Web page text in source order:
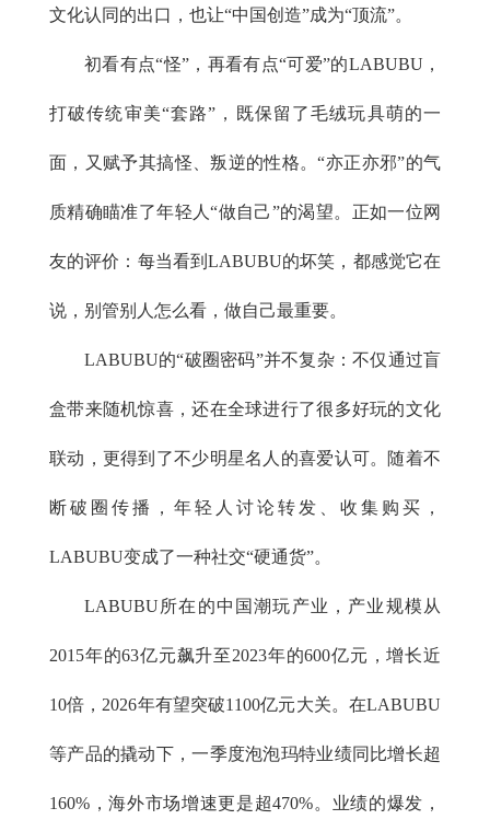
文化认同的出口，也让“中国创造”成为“顶流”。
初看有点“怪”，再看有点“可爱”的LABUBU，
打破传统审美“套路”，既保留了毛绒玩具萌的一
面，又赋予其搞怪、叛逆的性格。“亦正亦邪”的气
质精确瞄准了年轻人“做自己”的渴望。正如一位网
友的评价：每当看到LABUBU的坏笑，都感觉它在
说，别管别人怎么看，做自己最重要。
LABUBU的“破圈密码”并不复杂：不仅通过盲
盒带来随机惊喜，还在全球进行了很多好玩的文化
联动，更得到了不少明星名人的喜爱认可。随着不
断破圈传播，年轻人讨论转发、收集购买，
LABUBU变成了一种社交“硬通货”。
LABUBU所在的中国潮玩产业，产业规模从
2015年的63亿元飙升至2023年的600亿元，增长近
10倍，2026年有望突破1100亿元大关。在LABUBU
等产品的撬动下，一季度泡泡玛特业绩同比增长超
160%，海外市场增速更是超470%。业绩的爆发，